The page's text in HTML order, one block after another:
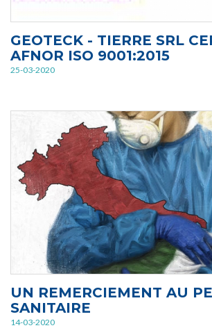
GEOTECK - TIERRE SRL
AFNOR ISO 9001:2015
25-03-2020
UN REMERCIEMENT AU
SANITAIRE
14-03-2020